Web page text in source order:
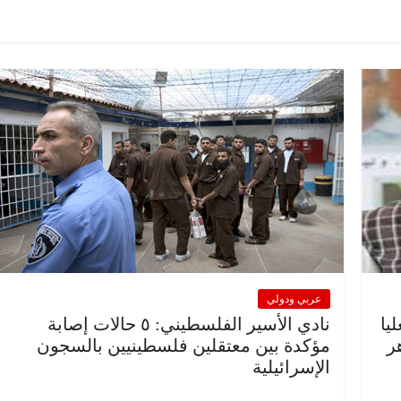
عربي ودولي
نادي الأسير الفلسطيني: ٥ حالات إصابة
مؤكدة بين معتقلين فلسطينيين بالسجون
الإسرائيلية
الرئيسية مصر ناس وناس
مقعد شاغر على الإفطار
رمضان.. د. عبدالخالق
اقتصادي في انتظار حلم
الحبايب
22 فبراير، 2026
مصر ناس وناس
على مائدة الإفطار.. يحيى
فارس مقاومة
الذي دافع عن المال العام